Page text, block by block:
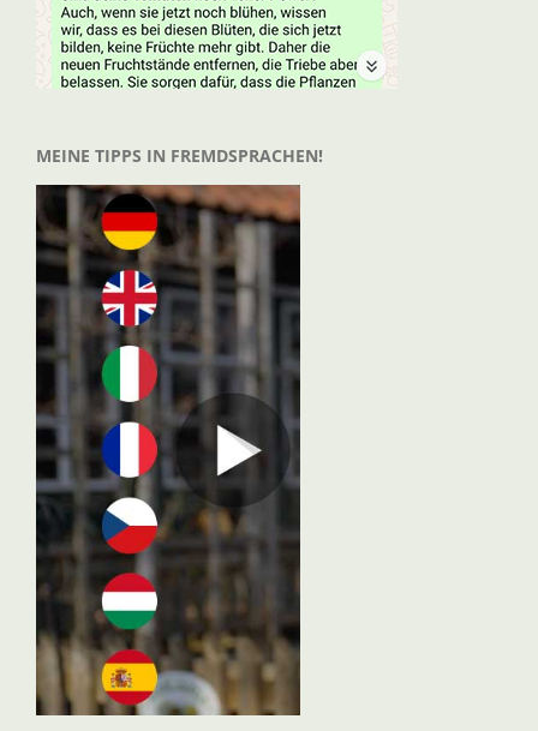
MEINE TIPPS IN FREMDSPRACHEN!